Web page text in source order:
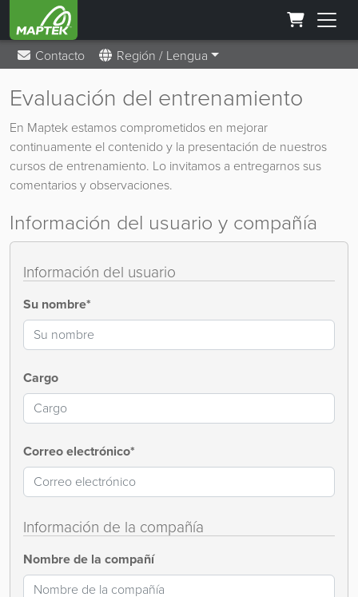
Contacto Región / Lengua
Evaluación del entrenamiento
En Maptek estamos comprometidos en mejorar
continuamente el contenido y la presentación de nuestros
cursos de entrenamiento. Lo invitamos a entregarnos sus
comentarios y observaciones.
Información del usuario y compañía
Información del usuario
Su nombre*
Cargo
Correo electrónico*
Información de la compañía
Nombre de la compañí